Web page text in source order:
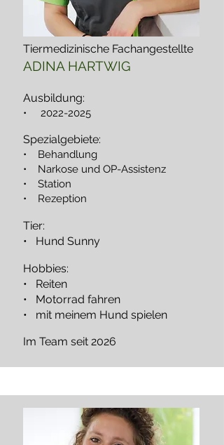
Tiermedizinische Fachangestellte
ADINA HARTWIG
Ausbildung:
• 2022-2025
Spezialgebiete:
• Behandlung
• Narkose und OP-Assistenz
• Station
• Rezeption
Tier:
• Hund Sunny
Hobbies:
• Reiten
• Motorrad fahren
• mit meinem Hund spielen
Im Team seit 2026